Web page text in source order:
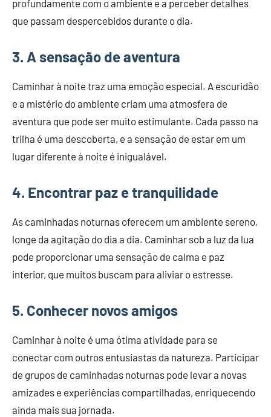
profundamente com o ambiente e a perceber detalhes
que passam despercebidos durante o dia.
3. A sensação de aventura
Caminhar à noite traz uma emoção especial. A escuridão
e a mistério do ambiente criam uma atmosfera de
aventura que pode ser muito estimulante. Cada passo na
trilha é uma descoberta, e a sensação de estar em um
lugar diferente à noite é inigualável.
4. Encontrar paz e tranquilidade
As caminhadas noturnas oferecem um ambiente sereno,
longe da agitação do dia a dia. Caminhar sob a luz da lua
pode proporcionar uma sensação de calma e paz
interior, que muitos buscam para aliviar o estresse.
5. Conhecer novos amigos
Caminhar à noite é uma ótima atividade para se
conectar com outros entusiastas da natureza. Participar
de grupos de caminhadas noturnas pode levar a novas
amizades e experiências compartilhadas, enriquecendo
ainda mais sua jornada.